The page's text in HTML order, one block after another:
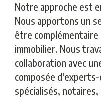
Notre approche est
Nous apportons un
être complémentaire
immobilier. Nous
collaboration avec
composée
spécialisés,